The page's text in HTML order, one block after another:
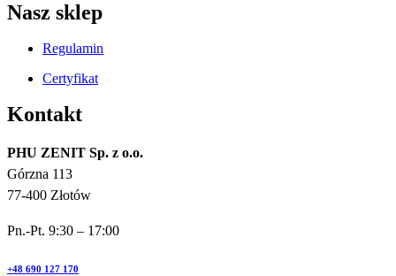
Nasz sklep
Regulamin
Certyfikat
Kontakt
PHU ZENIT Sp. z o.o.
Górzna 113
77-400 Złotów
Pn.-Pt. 9:30 – 17:00
+48 690 127 170